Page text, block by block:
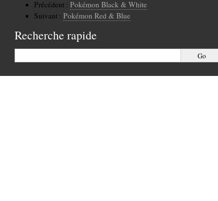
Précédent : Pokémon Black & White
Suivant : Pokémon Red & Blue
Recherche rapide